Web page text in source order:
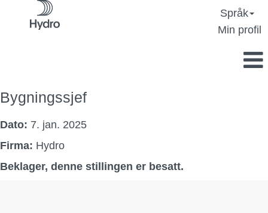
Språk
Min profil
Bygningssjef
Dato: 7. jan. 2025
Firma: Hydro
Beklager, denne stillingen er besatt.